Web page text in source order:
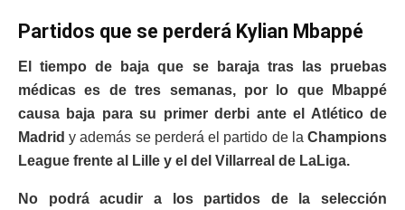
Partidos que se perderá Kylian Mbappé
El tiempo de baja que se baraja tras las pruebas
médicas es de tres semanas, por lo que Mbappé
causa baja para su primer derbi ante el Atlético de
Madrid y además se perderá el partido de la Champions
League frente al Lille y el del Villarreal de LaLiga.
No podrá acudir a los partidos de la selección